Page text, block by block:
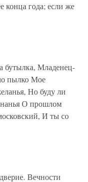
конца года; если же
Младенец-
пылко Мое
Но буду ли
О прошлом
И ты со
Вечности